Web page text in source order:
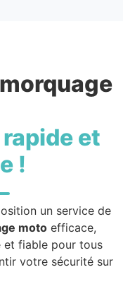
et
!
un service de
motoefficace,
et fiable pour tous
votre sécurité sur